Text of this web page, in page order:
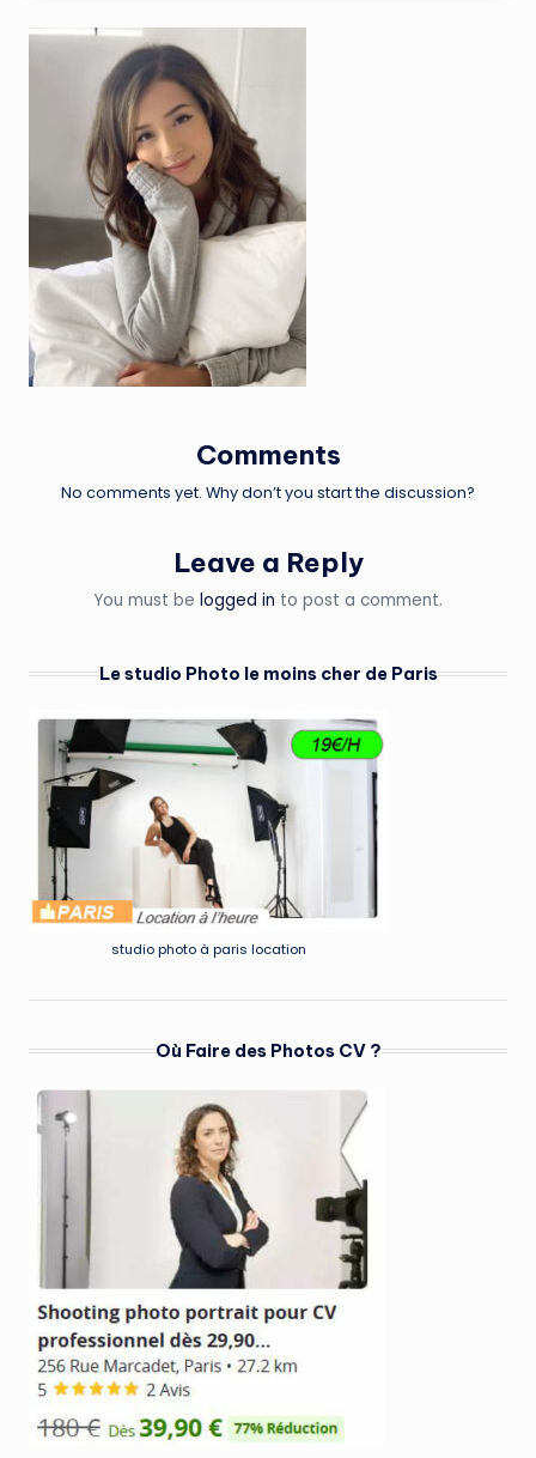
Comments
No comments yet. Why don’t you start the discussion?
Leave a Reply
You must be logged in to post a comment.
Le studio Photo le moins cher de Paris
studio photo à paris location
Où Faire des Photos CV ?